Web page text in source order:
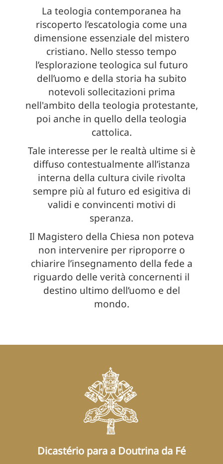
La teologia contemporanea ha
riscoperto l’escatologia come una
dimensione essenziale del mistero
cristiano. Nello stesso tempo
l’esplorazione teologica sul futuro
dell’uomo e della storia ha subito
notevoli sollecitazioni prima
nell'ambito della teologia protestante,
poi anche in quello della teologia
cattolica.
Tale interesse per le realtà ultime si è
diffuso contestualmente all’istanza
interna della cultura civile rivolta
sempre più al futuro ed esigitiva di
validi e convincenti motivi di
speranza.
Il Magistero della Chiesa non poteva
non intervenire per riproporre o
chiarire l’insegnamento della fede a
riguardo delle verità concernenti il
destino ultimo dell’uomo e del
mondo.
Dicastério para a Doutrina da Fé